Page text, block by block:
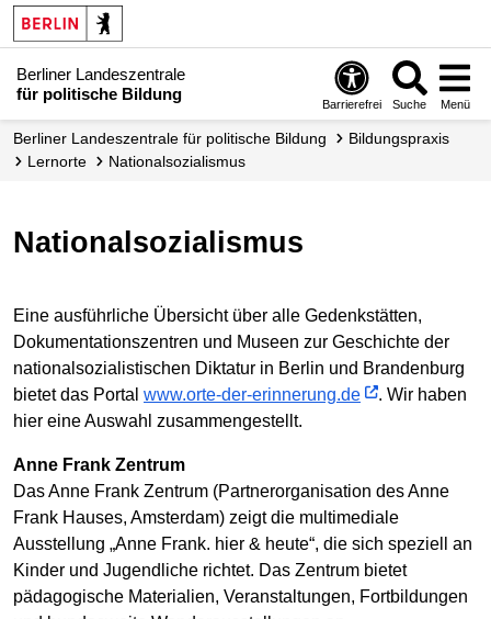
Berliner Landeszentrale
für politische Bildung
Barrierefrei Suche Menü
Berliner Landeszentrale für politische Bildung
Bildungspraxis
Lernorte
National­sozialismus
Nationalsozialismus
Eine ausführliche Übersicht über alle Gedenkstätten,
Dokumentationszentren und Museen zur Geschichte der
nationalsozialistischen Diktatur in Berlin und Brandenburg
bietet das Portal www.orte-der-erinnerung.de
. Wir haben
hier eine Auswahl zusammengestellt.
Anne Frank Zentrum
Das Anne Frank Zentrum (Partnerorganisation des Anne
Frank Hauses, Amsterdam) zeigt die multimediale
Ausstellung „Anne Frank. hier & heute“, die sich speziell an
Kinder und Jugendliche richtet. Das Zentrum bietet
pädagogische Materialien, Veranstaltungen, Fortbildungen